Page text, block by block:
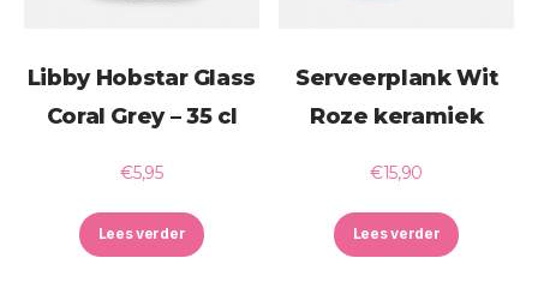
Libby Hobstar Glass
Coral Grey – 35 cl
€5,95
Lees verder
Serveerplank Wit
Roze keramiek
€15,90
Lees verder